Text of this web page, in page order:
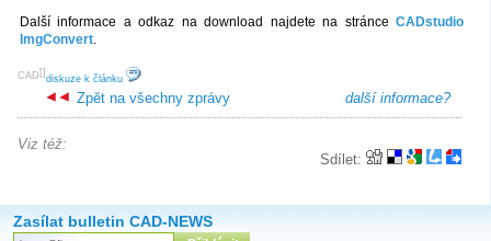
Další informace a odkaz na download najdete na stránce CADstudio
ImgConvert.
[
CAD ]
diskuze k článku
další informace?
Zpět na všechny zprávy
Sdílet:
Viz též:
Zasílat bulletin CAD-NEWS